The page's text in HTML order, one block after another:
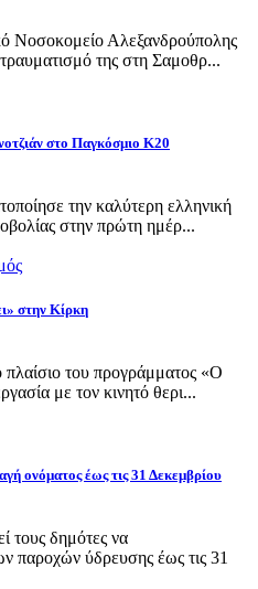
Νοσοκομείο Αλεξανδρούπολης
της στη Σαμοθρ...
στο Παγκόσμιο Κ20
την καλύτερη ελληνική
στην πρώτη ημέρ...
στην Κίρκη
του προγράμματος «Ο
με τον κινητό θερι...
ονόματος έως τις 31 Δεκεμβρίου
τους δημότες να
παροχών ύδρευσης έως τις 31